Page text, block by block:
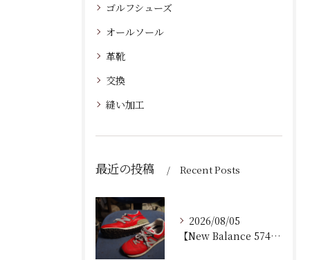
ゴルフシューズ
オールソール
革靴
交換
縫い加工
最近の投稿 Recent Posts
2026/08/05
【New Balance 574 修理｜加水分解したウェッジ...